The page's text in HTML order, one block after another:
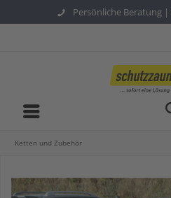
Persönliche Beratung |
Ketten und Zubehör